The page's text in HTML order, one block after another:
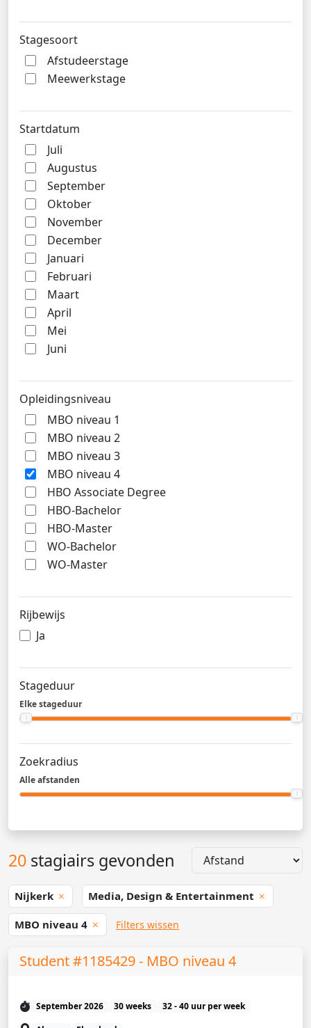
Stagesoort
Afstudeerstage
Meewerkstage
Startdatum
Juli
Augustus
September
Oktober
November
December
Januari
Februari
Maart
April
Mei
Juni
Opleidingsniveau
MBO niveau 1
MBO niveau 2
MBO niveau 3
MBO niveau 4
HBO Associate Degree
HBO-Bachelor
HBO-Master
WO-Bachelor
WO-Master
Rijbewijs
Ja
Stageduur
Elke stageduur
Zoekradius
Alle afstanden
20 stagiairs gevonden
Nijkerk Media, Design & Entertainment
MBO niveau 4 Filters wissen
Student #1185429 - MBO niveau 4
September 2026 30 weeks
32 - 40 uur per week